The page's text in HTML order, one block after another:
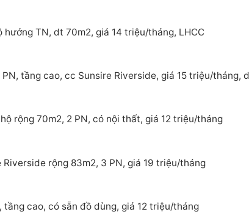
TN, dt 70m2, giá 14 triệu/tháng, LHCC
tầng cao, cc Sunsire Riverside, giá 15 triệu/tháng,
rộng 70m2, 2 PN, có nội thất, giá 12 triệu/tháng
rộng 83m2, 3 PN, giá 19 triệu/tháng
tầng cao, có sẵn đồ dùng, giá 12 triệu/tháng